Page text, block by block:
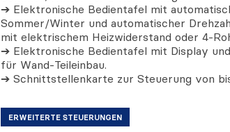
➔ Elektronische Bedientafel mit
Sommer/Winter und automatischer
mit elektrischem Heizwiderstand oder 4-
➔ Elektronische Bedientafel mit Display
für Wand-Teileinbau.
➔ Schnittstellenkarte zur Steuerung von
ERWEITERTE STEUERUNGEN